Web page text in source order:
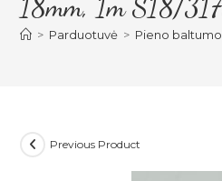
> Parduotuvė > Pieno baltumo
Previous Product